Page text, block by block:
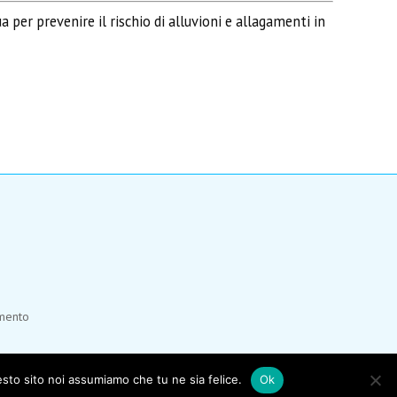
per prevenire il rischio di alluvioni e allagamenti in
sito noi assumiamo che tu ne sia felice. Ok